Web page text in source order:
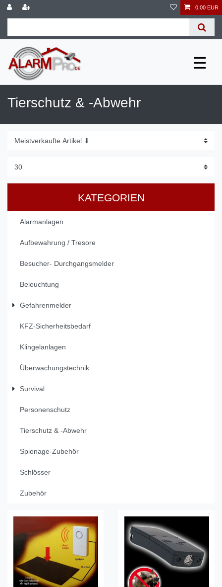
0,00 EUR
☰
Tierschutz & -Abwehr
KATEGORIEN
Alarmanlagen
Aufbewahrung / Tresore
Besucher- Durchgangsmelder
Beleuchtung
Gefahrenmelder
KFZ-Sicherheitsbedarf
Klingelanlagen
Überwachungstechnik
Survival
Personenschutz
Tierschutz & -Abwehr
Spionage-Zubehör
Schlösser
Zubehör